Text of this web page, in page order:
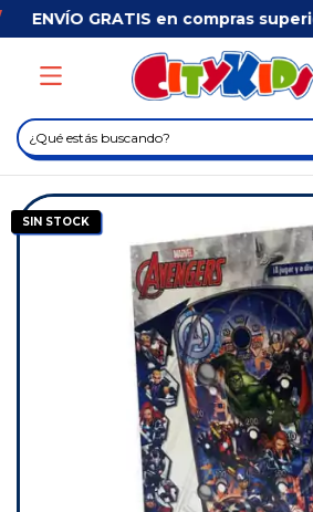
ENVÍO GRATIS en compras
SIN STOCK